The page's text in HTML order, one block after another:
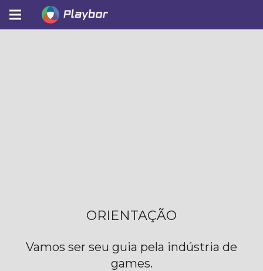
ORIENTAÇÃO
Vamos ser seu guia pela indústria de
games.